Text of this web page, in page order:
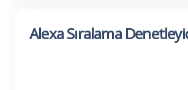
Alexa Sıralama